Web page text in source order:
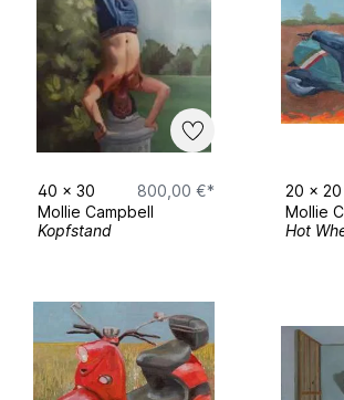
2023 Rundgang Bildende
Hochschule
2023 „SolidART“ /
zugunsten des Afghanischen
Fabrik 45, Bonn
40 x 30
800,00 €*
Mollie Campbell
Kopfstand
20 x 20
Mollie
Hot